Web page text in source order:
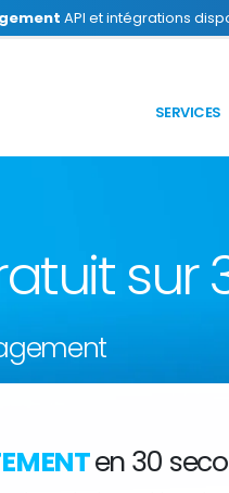
API et intégrations
SERVICES
sur
en 30